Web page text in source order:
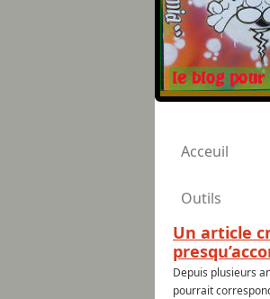
Acceuil
Outils
Un article
Depuis plusieurs
pourrait